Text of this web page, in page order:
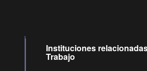
Instituciones
Trabajo